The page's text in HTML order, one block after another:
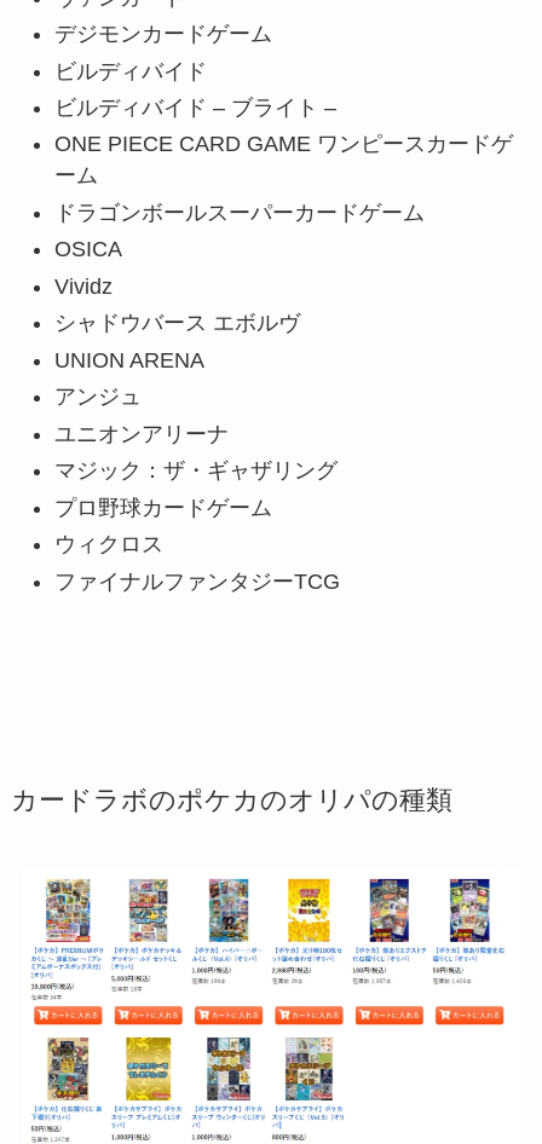
デジモンカードゲーム
ビルディバイド
ビルディバイド – ブライト –
ONE PIECE CARD GAME ワンピースカードゲ
ーム
ドラゴンボールスーパーカードゲーム
OSICA
Vividz
シャドウバース エボルヴ
UNION ARENA
アンジュ
ユニオンアリーナ
マジック：ザ・ギャザリング
プロ野球カードゲーム
ウィクロス
ファイナルファンタジーTCG
カードラボのポケカのオリパの種類